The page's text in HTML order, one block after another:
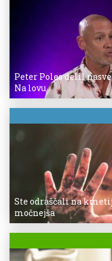
Peter Poles delil
Na lovu
Ste odraščali na
močnejša